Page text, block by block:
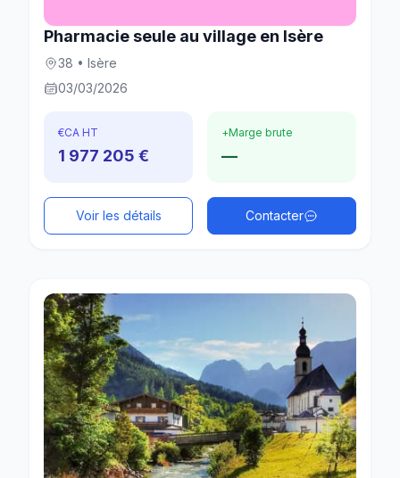
Pharmacie seule au village en Isère
38 • Isère
03/03/2026
€CA HT
1 977 205 €
+Marge brute
—
Voir les détails Contacter